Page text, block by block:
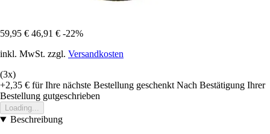
59,95 € 46,91 € -22%
inkl. MwSt. zzgl. Versandkosten
(3x)
+2,35 € für Ihre nächste Bestellung geschenkt Nach Bestätigung Ihrer
Bestellung gutgeschrieben
Loading...
Beschreibung